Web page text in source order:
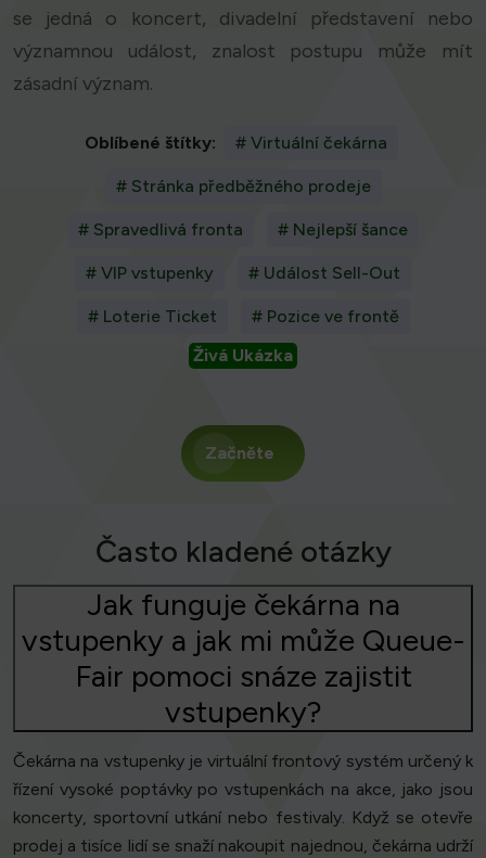
se jedná o koncert, divadelní představení nebo
významnou událost, znalost postupu může mít
zásadní význam.
Oblíbené štítky: # Virtuální čekárna
# Stránka předběžného prodeje
# Spravedlivá fronta # Nejlepší šance
# VIP vstupenky # Událost Sell-Out
# Loterie Ticket
# Pozice ve frontě
Živá Ukázka
Začněte
Často kladené otázky
Jak funguje čekárna na
vstupenky a jak mi může Queue-
Fair pomoci snáze zajistit
vstupenky?
Čekárna na vstupenky je virtuální frontový systém určený k
řízení vysoké poptávky po vstupenkách na akce, jako jsou
koncerty, sportovní utkání nebo festivaly. Když se otevře
prodej a tisíce lidí se snaží nakoupit najednou, čekárna udrží